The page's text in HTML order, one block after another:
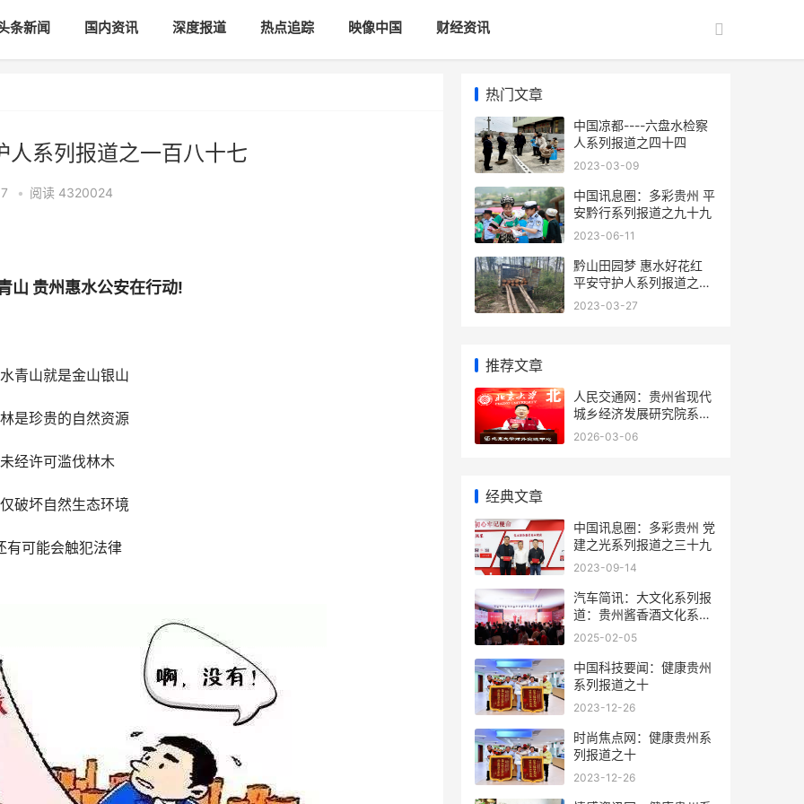
条新闻 国内资讯 深度报道 热点追踪 映像中国 财经资讯
人系列报道之一百八十七
• 阅读 4320024
山 贵州惠水公安在行动!
青山就是金山银山
是珍贵的自然资源
未经许可滥伐林木
破坏自然生态环境
有可能会触犯法律
热门文章
中国凉都----六盘水检察
人系列报道之四十四
2023-03-09
中国讯息圈：多彩贵州 平
安黔行系列报道之九十九
2023-06-11
黔山田园梦 惠水好花红
平安守护人系列报道之一
百八十七
2023-03-27
推荐文章
人民交通网：贵州省现代
城乡经济发展研究院系列
报道之一
2026-03-06
经典文章
中国讯息圈：多彩贵州 党
建之光系列报道之三十九
2023-09-14
汽车简讯：大文化系列报
道：贵州酱香酒文化系列
报道之二
2025-02-05
中国科技要闻：健康贵州
系列报道之十
2023-12-26
时尚焦点网：健康贵州系
列报道之十
2023-12-26